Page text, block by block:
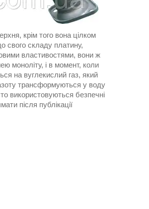
крім того вона цілком
свого складу платину,
властивостями, вони ж
моноліту, і в момент, коли
на вуглекислий газ, який
трансформуються у воду
використовуються безпечні
після публікації